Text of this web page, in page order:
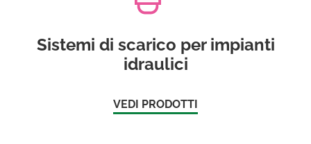
Sistemi di scarico per impianti
idraulici
VEDI PRODOTTI